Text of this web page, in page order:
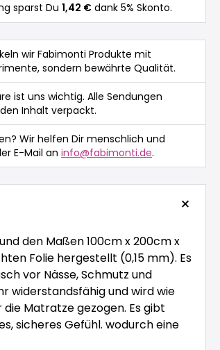
sparst Du 1,42 € dank 5% Skonto.
wir Fabimonti Produkte mit
sondern bewährte Qualität.
ist uns wichtig. Alle Sendungen
Inhalt verpackt.
Wir helfen Dir menschlich und
E-Mail an info@fabimonti.de.
den Maßen 100cm x 200cm x
Folie hergestellt (0,15 mm). Es
vor Nässe, Schmutz und
widerstandsfähig und wird wie
Matratze gezogen. Es gibt
sicheres Gefühl. wodurch eine